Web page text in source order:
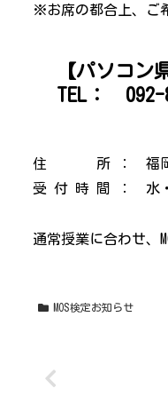
※お席の都合上、ご
【パソコ
TEL： 092-
住 所 ： 福岡市
受 付 時 間 ： 水
通常授業に合わせ、
MOS検定お知らせ